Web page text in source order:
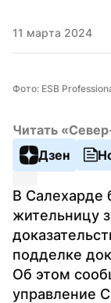
11 марта 2024
Фото: ESB
Читать
Дзен
В Салехарде
жительницу
подделке
Об этом
управление